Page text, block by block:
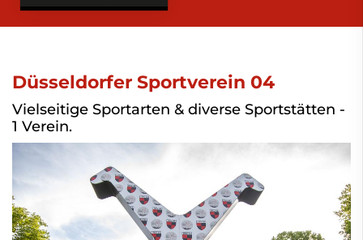
Düsseldorfer Sportverein 04
Vielseitige Sportarten & diverse Sportstätten -
1 Verein.